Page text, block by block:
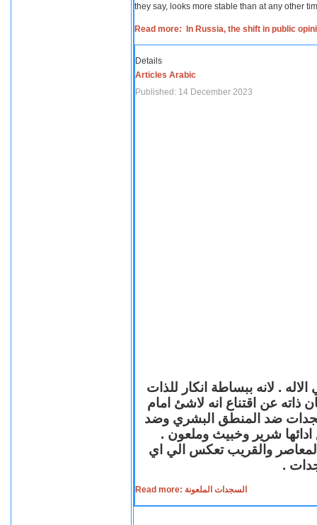
they say, looks more stable than at any other
Read more: In Russia, the shift in public
Details
Articles Arabic
Published: 14 December 2023
. لانه ببساطة انكار للذات
ذاته عن اقتناع انه لاشئ امام
ضد المنطق البشري وضد
ادائها شرير وخبيث وملعون .
المعاصر والقريب تعكس الي اي
.
Read more: السجدات الملعونة